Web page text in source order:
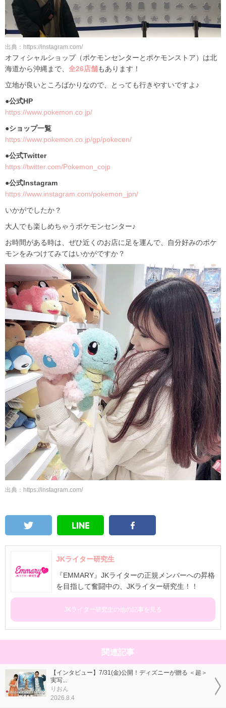
出典：https://instagram.com/
オフィシャルショップ（ポケモンセンターとポケモンストア）は北
海道から沖縄まで、 全26店舗もあります！
立地が良いところばかりなので、とっても行きやすいですよ♪
●公式HP
https://www.pokemon.co.jp/
●ショップ一覧
https://www.pokemon.co.jp/gp/pokecen/
●公式Twitter
https://twitter.com/Pokemon_cojp
●公式Instagram
https://www.instagram.com/pokemon_jpn/
いかがでしたか？
大人でも楽しめちゃうポケモンセンター♪
お時間がある時は、ぜひ近くのお店に足を運んで、自分好みのポケ
モンをみつけてみてはいかがですか？
出典：https://instagram.com/
JKライター研究生
『EMMARY』JKライターの正規メンバーへの昇格
を目指して奮闘中の、JKライター研究生！！
JKライター研究生の他の記事を見る
関連記事
【インタビュー】7/31(金)公開！ディズニーが贈る ＜超＞
実写...
りおん
2026.8.4